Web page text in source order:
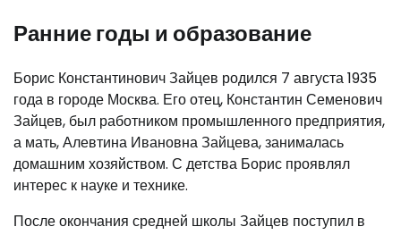
Ранние годы и образование
Борис Константинович Зайцев родился 7 августа 1935
года в городе Москва. Его отец, Константин Семенович
Зайцев, был работником промышленного предприятия,
а мать, Алевтина Ивановна Зайцева, занималась
домашним хозяйством. С детства Борис проявлял
интерес к науке и технике.
После окончания средней школы Зайцев поступил в